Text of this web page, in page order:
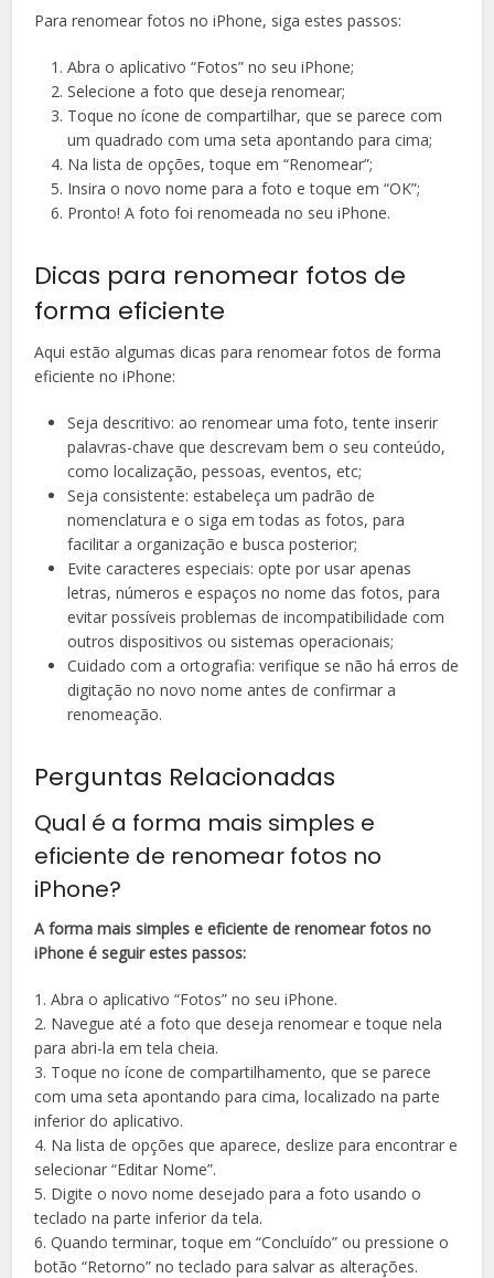
Para renomear fotos no iPhone, siga estes passos:
Abra o aplicativo “Fotos” no seu iPhone;
Selecione a foto que deseja renomear;
Toque no ícone de compartilhar, que se parece com
um quadrado com uma seta apontando para cima;
Na lista de opções, toque em “Renomear”;
Insira o novo nome para a foto e toque em “OK”;
Pronto! A foto foi renomeada no seu iPhone.
Dicas para renomear fotos de
forma eficiente
Aqui estão algumas dicas para renomear fotos de forma
eficiente no iPhone:
Seja descritivo: ao renomear uma foto, tente inserir
palavras-chave que descrevam bem o seu conteúdo,
como localização, pessoas, eventos, etc;
Seja consistente: estabeleça um padrão de
nomenclatura e o siga em todas as fotos, para
facilitar a organização e busca posterior;
Evite caracteres especiais: opte por usar apenas
letras, números e espaços no nome das fotos, para
evitar possíveis problemas de incompatibilidade com
outros dispositivos ou sistemas operacionais;
Cuidado com a ortografia: verifique se não há erros de
digitação no novo nome antes de confirmar a
renomeação.
Perguntas Relacionadas
Qual é a forma mais simples e
eficiente de renomear fotos no
iPhone?
A forma mais simples e eficiente de renomear fotos no
iPhone é seguir estes passos:
1. Abra o aplicativo “Fotos” no seu iPhone.
2. Navegue até a foto que deseja renomear e toque nela
para abri-la em tela cheia.
3. Toque no ícone de compartilhamento, que se parece
com uma seta apontando para cima, localizado na parte
inferior do aplicativo.
4. Na lista de opções que aparece, deslize para encontrar e
selecionar “Editar Nome”.
5. Digite o novo nome desejado para a foto usando o
teclado na parte inferior da tela.
6. Quando terminar, toque em “Concluído” ou pressione o
botão “Retorno” no teclado para salvar as alterações.